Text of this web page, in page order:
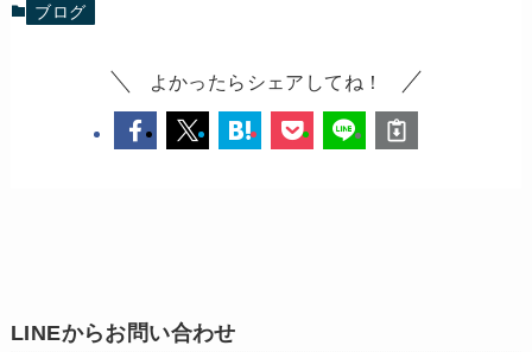
ブログ
よかったらシェアしてね！
LINEからお問い合わせ